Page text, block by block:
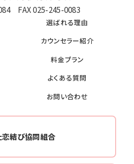
FAX 025-245-0083
選ばれる理由
カウンセラー紹介
料金プラン
よくある質問
お問い合わせ
恋結び協同組合